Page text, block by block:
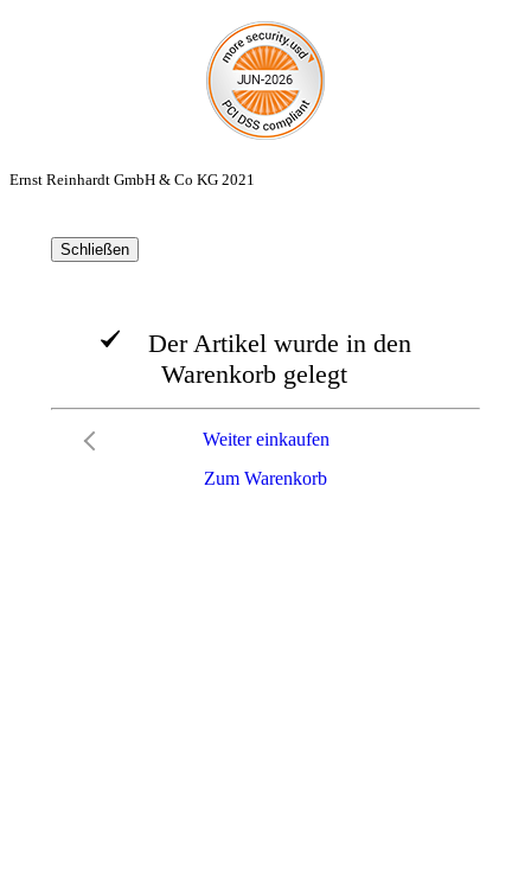
Ernst Reinhardt GmbH & Co KG 2021
Schließen
Der Artikel wurde in den
Warenkorb gelegt
Zum Warenkorb
Weiter einkaufen